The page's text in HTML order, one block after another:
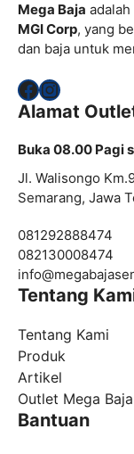
Mega Baja
MGI Corp, yang
dan baja untuk
Facebook
Instagram
Alamat
Buka 08.00 Pagi
Jl. Walisongo
Semarang, Jawa
081292888474
082130008474
Tentang
Tentang Kami
Produk
Artikel
Outlet Mega Baja
Bantuan